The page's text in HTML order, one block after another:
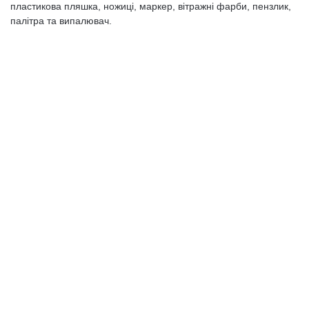
пластикова пляшка, ножиці, маркер, вітражні фарби, пензлик,
палітра та випалювач.